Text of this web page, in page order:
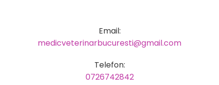
Email:
medicveterinarbucuresti@gmail.com
Telefon:
0726742842